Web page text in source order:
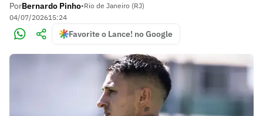
PorBernardo Pinho•Rio de Janeiro (RJ)
04/07/202615:24
Favorite o Lance! no Google